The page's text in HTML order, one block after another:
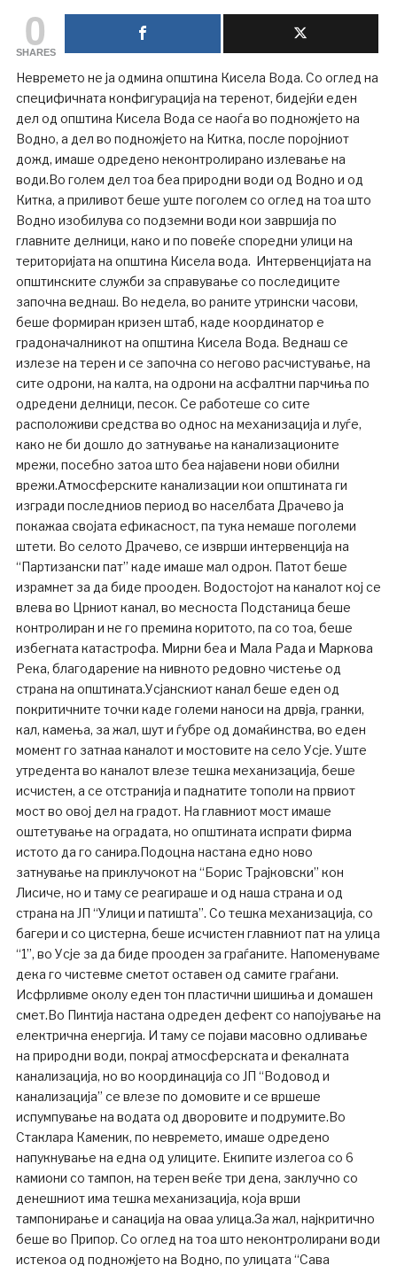
0
SHARES
Невремето не ја одмина општина Кисела Вода. Со оглед на
специфичната конфигурација на теренот, бидејќи еден
дел од општина Кисела Вода се наоѓа во подножјето на
Водно, а дел во поднoжјето на Китка, после поројниот
дожд, имаше одредено неконтролирано излевање на
води.Во голем дел тоа беа природни води од Водно и од
Китка, а приливот беше уште поголем со оглед на тоа што
Водно изобилува со подземни води кои завршија по
главните делници, како и по повеќе споредни улици на
територијата на општина Кисела вода. Интервенцијата на
општинските служби за справување со последиците
започна веднаш. Во недела, во раните утрински часови,
беше формиран кризен штаб, каде координатор е
градоначалникот на општина Кисела Вода. Веднаш се
излезе на терен и се започна со негово расчистување, на
сите одрони, на калта, на одрони на асфалтни парчиња по
одредени делници, песок. Се работеше со сите
расположиви средства во однос на механизација и луѓе,
како не би дошло до затнување на канализационите
мрежи, посебно затоа што беа најавени нови обилни
врежи.Атмосферските канализации кои општината ги
изгради последниов период во населбата Драчево ја
покажаа својата ефикасност, па тука немаше поголеми
штети. Во селото Драчево, се изврши интервенција на
“Партизански пат” каде имаше мал одрон. Патот беше
израмнет за да биде прооден. Водостојот на каналот кој се
влева во Црниот канал, во месноста Подстаница беше
контролиран и не го премина коритото, па со тоа, беше
избегната катастрофа. Мирни беа и Мала Рада и Маркова
Река, благодарение на нивното редовно чистење од
страна на општината.Усјанскиот канал беше еден од
покритичните точки каде големи наноси на дрвја, гранки,
кал, камења, за жал, шут и ѓубре од домаќинства, во еден
момент го затнаа каналот и мостовите на село Усје. Уште
утредента во каналот влезе тешка механизација, беше
исчистен, а се отстранија и паднатите тополи на првиот
мост во овој дел на градот. На главниот мост имаше
оштетување на оградата, но општината испрати фирма
истото да го санира.Подоцна настана едно ново
затнување на приклучокот на “Борис Трајковски” кон
Лисиче, но и таму се реагираше и од наша страна и од
страна на ЈП “Улици и патишта”. Со тешка механизација, со
багери и со цистерна, беше исчистен главниот пат на улица
“1”, во Усје за да биде прооден за граѓаните. Напоменуваме
дека го чистевме сметот оставен од самите граѓани.
Исфрливме околу еден тон пластични шишиња и домашен
смет.Во Пинтија настана одреден дефект со напојување на
електрична енергија. И таму се појави масовно одливање
на природни води, покрај атмосферската и фекалната
канализација, но во координација со ЈП “Водовод и
канализација” се влезе по домовите и се вршеше
испумпување на водата од дворовите и подрумите.Во
Стаклара Каменик, по невремето, имаше одредено
напукнување на една од улиците. Екипите излегоа со 6
камиони со тампон, на терен веќе три дена, заклучно со
денешниот има тешка механизација, која врши
тампонирање и санација на оваа улица.За жал, најкритично
беше во Припор. Со оглед на тоа што неконтролирани води
истекоа од подножјето на Водно, по улицата “Сава